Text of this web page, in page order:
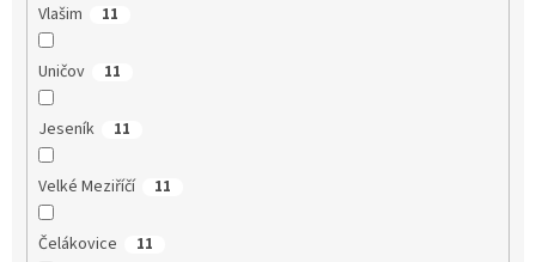
Vlašim 11
Uničov 11
Jeseník 11
Velké Meziříčí 11
Čelákovice 11